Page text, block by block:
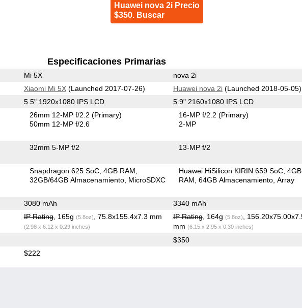
Huawei nova 2i Precio
$350. Buscar
Especificaciones Primarias
Mi 5X nova 2i
Xiaomi Mi 5X(Launched 2017-07-26) Huawei nova 2i(Launched 2018-05-05)
5.5" 1920x1080 IPS LCD 5.9" 2160x1080 IPS LCD
26mm 12-MP f/2.2(Primary)
50mm 12-MP f/2.6
16-MP f/2.2(Primary)
2-MP
32mm 5-MP f/2 13-MP f/2
Snapdragon 625 SoC 4GB RAM
32GB/64GB Almacenamiento MicroSDXC
Huawei HiSilicon KIRIN 659 SoC 4GB
RAM 64GB Almacenamiento Array
3080 mAh 3340 mAh
IP Rating, 165g (5.8oz) , 75.8x155.4x7.3 mm
(2.98 x 6.12 x 0.29 inches)
IP Rating, 164g (5.8oz)
,
mm (6.15 x 2.95 x 0.30 inches)
$350
$222